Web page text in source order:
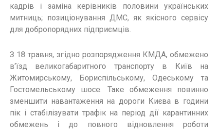
кадрів і заміна керівників половини українських
митниць; позиціонування ДМС, як якісного сервісу
для добропорядних підприємців.
З 18 травня, згідно розпорядження КМДА, обмежено
в’їзд великогабаритного транспорту в Київ на
Житомирському, Бориспільському, Одеському та
Гостомельському шосе. Таке обмеження повинно
зменшити навантаження на дороги Києва в години
пік і стабілізувати трафік на період дії карантинних
обмежень і до повного відновлення роботи